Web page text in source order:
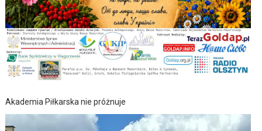
Akademia Piłkarska nie próżnuje